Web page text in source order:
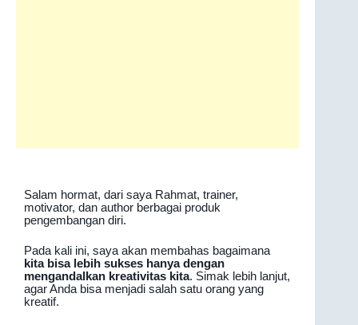
Salam hormat, dari saya Rahmat, trainer,
motivator, dan author berbagai produk
pengembangan diri.
Pada kali ini, saya akan membahas bagaimana
kita bisa lebih sukses hanya dengan
mengandalkan kreativitas kita. Simak lebih lanjut,
agar Anda bisa menjadi salah satu orang yang
kreatif.